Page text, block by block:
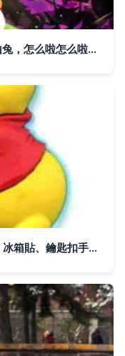
決戰平安京 超實用但勝率不咋樣的山兔，怎么啦怎么啦京小兔
供應多樣化創意產品 PVC軟膠公仔、冰箱貼、鑰匙扣手機繩、書簽回形針等，聚焦京小兔品牌